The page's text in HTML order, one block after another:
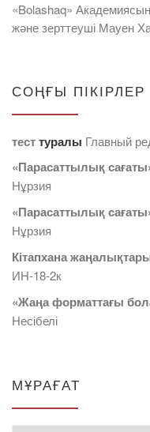
«Bolashaq»
және зерттеуші Мауен
СОҢҒЫ ПІКІРЛЕР
тесттуралы Главный
«Парасаттылық
Нұрзия
«Парасаттылық
Нұрзия
Кітапхана
ИН-18-2к
«Жаңа форматтағы
Несібелі
МҰРАҒАТ